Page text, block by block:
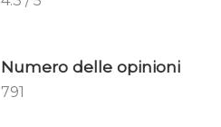
Numero delle opinioni
791